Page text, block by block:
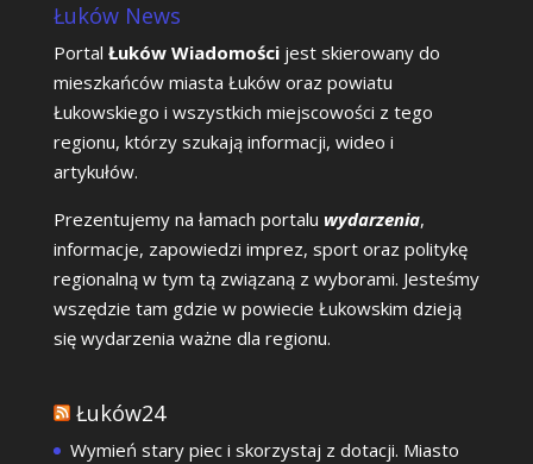
Łuków News
Portal Łuków Wiadomościjest skierowany do
mieszkańców miasta Łuków oraz powiatu
Łukowskiego i wszystkich miejscowości z tego
regionu, którzy szukają informacji, wideo i
artykułów.
Prezentujemy na łamach portalu wydarzenia,
informacje, zapowiedzi imprez, sport oraz politykę
regionalną w tym tą związaną z wyborami. Jesteśmy
wszędzie tam gdzie w powiecie Łukowskim dzieją
się wydarzenia ważne dla regionu.
Łuków24
Wymień stary piec i skorzystaj z dotacji. Miasto